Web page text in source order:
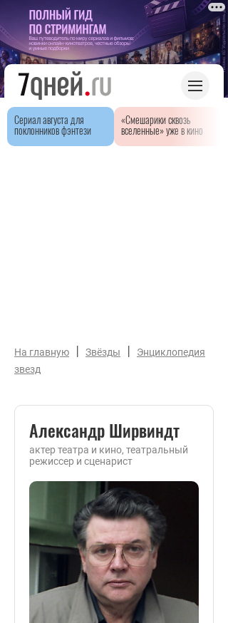
Сериал августа для
поклонников фэнтези
«Смешарики сквозь
вселенные» уже в кино
На главную | Звёзды |
Энциклопедия
звезд
Александр Ширвиндт
актер театра и кино, театральный
режиссер и сценарист